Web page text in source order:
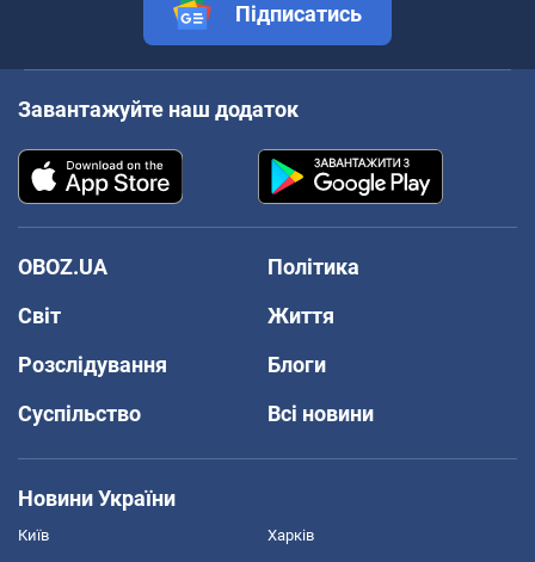
Підписатись
Завантажуйте наш додаток
OBOZ.UA
Політика
Світ
Життя
Розслідування
Блоги
Суспільство
Всі новини
Новини України
Київ Харків